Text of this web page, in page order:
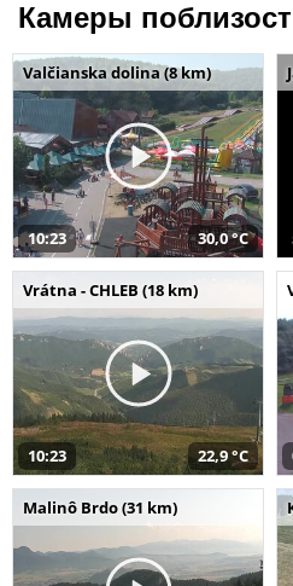
Камеры
Valčianska dolina (8 km)
10:23 30,0 °C
Vrátna - CHLEB (18 km)
10:23 22,9 °C
Malinô Brdo (31 km)